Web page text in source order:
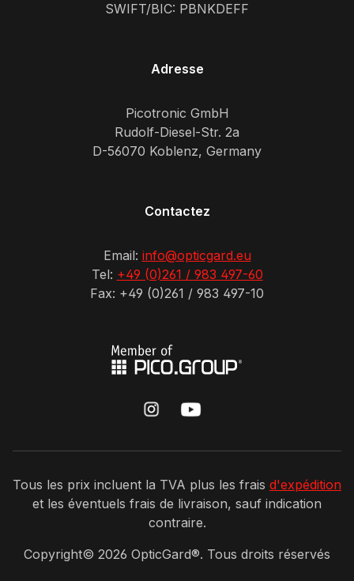
SWIFT/BIC: PBNKDEFF
Adresse
Picotronic GmbH
Rudolf-Diesel-Str. 2a
D-56070 Koblenz, Germany
Contactez
Email: info@opticgard.eu
Tel: +49 (0)261 / 983 497-60
Fax: +49 (0)261 / 983 497-10
Tous les prix incluent la TVA plus les frais d'expédition
et les éventuels frais de livraison, sauf indication
contraire.
Copyright© 2026 OpticGard®. Tous droits réservés